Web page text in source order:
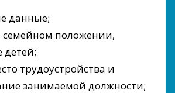
данные;
семейном положении,
детей;
трудоустройства и
занимаемой должности;